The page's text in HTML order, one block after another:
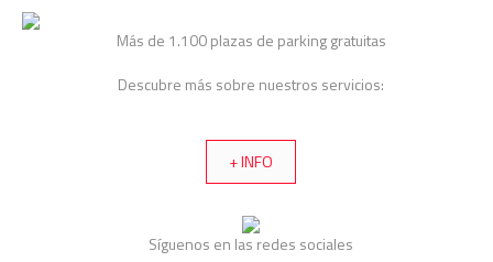
Más de 1.100 plazas de parking gratuitas
Descubre más sobre nuestros servicios:
+ INFO
Síguenos en las redes sociales